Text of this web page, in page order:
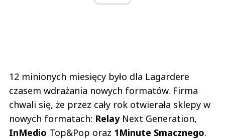
12 minionych miesięcy było dla Lagardere
czasem wdrażania nowych formatów. Firma
chwali się, że przez cały rok otwierała sklepy w
nowych formatach: RelayNext Generation,
InMedio Top&Pop oraz 1Minute Smacznego.